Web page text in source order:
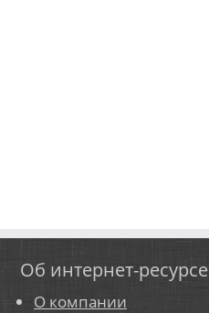
Об интернет-ресурсе
О компании